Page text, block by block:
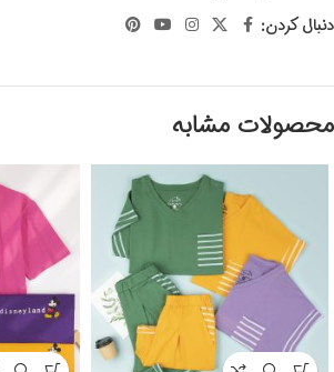
دنبال کردن:
محصولات مشابه